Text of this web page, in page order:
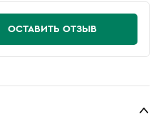
ОСТАВИТЬ ОТЗЫВ